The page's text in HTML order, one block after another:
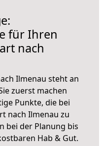
für Ihren
nach
Ilmenau steht an
zuerst machen
Punkte, die bei
nach Ilmenau zu
bei der Planung bis
Hab & Gut.